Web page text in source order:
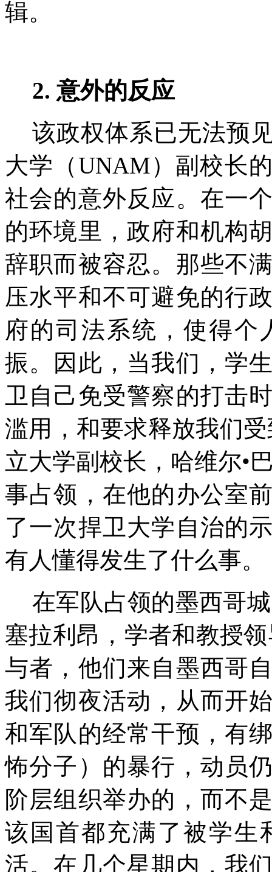
辑。
2. 意外的反应
该政权体系已无法预
大学（UNAM）副校长
社会的意外反应。在一
的环境里，政府和机构
辞职而被容忍。那些不
压水平和不可避免的行
府的司法系统，使得个
振。因此，当我们，学
卫自己免受警察的打击
滥用，和要求释放我们
立大学副校长，哈维尔•
事占领，在他的办公室
了一次捍卫大学自治的
有人懂得发生了什么事。
在军队占领的墨西哥
塞拉利昂，学者和教授
与者，他们来自墨西哥
我们彻夜活动，从而开
和军队的经常干预，有
怖分子）的暴行，动员
阶层组织举办的，而不
该国首都充满了被学生
活。在几个星期内，我